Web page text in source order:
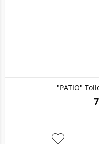
"PATIO"